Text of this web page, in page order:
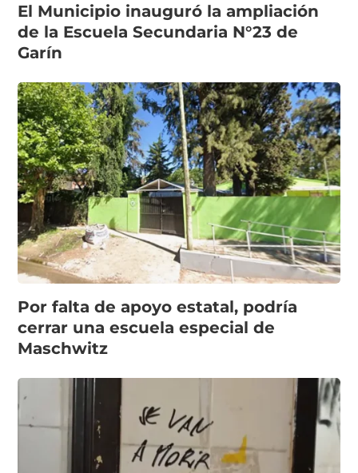
El Municipio inauguró la ampliación
de la Escuela Secundaria N°23 de
Garín
Por falta de apoyo estatal, podría
cerrar una escuela especial de
Maschwitz